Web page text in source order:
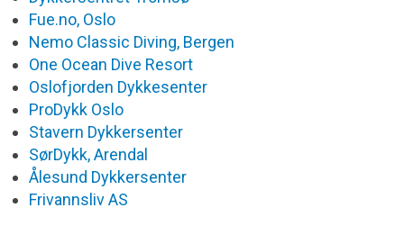
Fue.no, Oslo
Nemo Classic Diving, Bergen
One Ocean Dive Resort
Oslofjorden Dykkesenter
ProDykk Oslo
Stavern Dykkersenter
SørDykk, Arendal
Ålesund Dykkersenter
Frivannsliv AS